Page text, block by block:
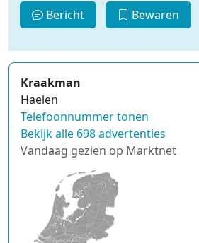
Bericht Bewaren
Kraakman
Haelen
Telefoonnummer tonen
Bekijk alle 698 advertenties
Vandaag gezien op Marktnet